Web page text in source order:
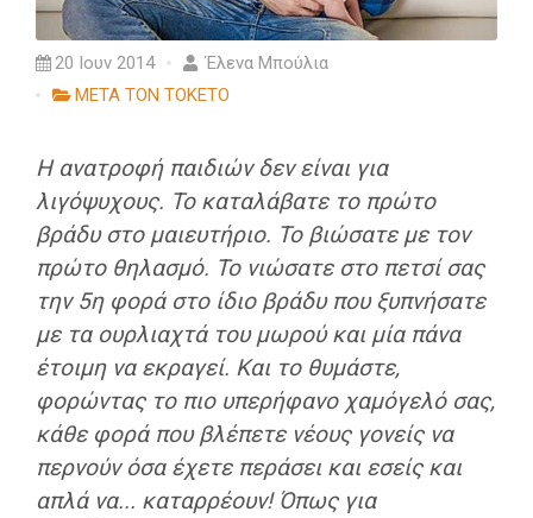
20 Ιουν 2014
Έλενα Μπούλια
ΜΕΤΑ ΤΟΝ ΤΟΚΕΤΟ
Η ανατροφή παιδιών δεν είναι για
λιγόψυχους. Το καταλάβατε το πρώτο
βράδυ στο μαιευτήριο. Το βιώσατε με τον
πρώτο θηλασμό. Το νιώσατε στο πετσί σας
την 5η φορά στο ίδιο βράδυ που ξυπνήσατε
με τα ουρλιαχτά του μωρού και μία πάνα
έτοιμη να εκραγεί. Και το θυμάστε,
φορώντας το πιο υπερήφανο χαμόγελό σας,
κάθε φορά που βλέπετε νέους γονείς να
περνούν όσα έχετε περάσει και εσείς και
απλά να... καταρρέουν! Όπως για